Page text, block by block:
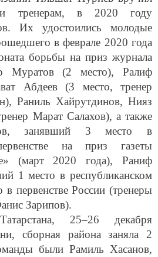
тренерам, в 2020 году
Их удостоились молодые
в феврале 2020 года
борьбы на приз журнала
Муратов (2 место), Ралиф
Абдеев (3 место, тренер
Раниль Хайрутдинов, Нияз
Марат Салахов), а также
занявший 3 место в
на приз газеты
(март 2020 года), Раниф
1 место в республиканском
в первенстве России (тренеры
Зарипов).
25–26 декабря
сборная района заняла 2
были Рамиль Хасанов,